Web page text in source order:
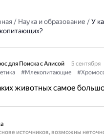
/ Наука и образование /У
для Поиска с Алисой
5 сентября
#Млекопитающие
животных самое
источников, возможны